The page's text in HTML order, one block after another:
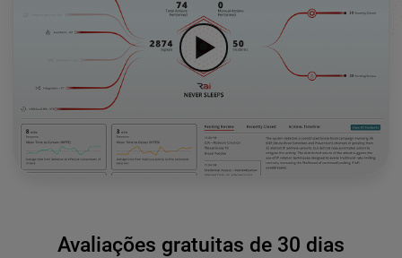
Avaliações gratuitas de 30 dias